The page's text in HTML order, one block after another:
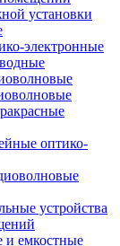
установки
электронные
оптико-
устройства
и емкостные